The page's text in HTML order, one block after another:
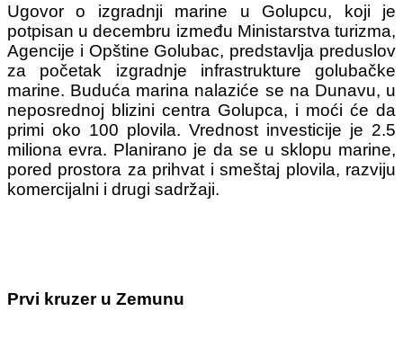
Ugovor o izgradnji marine u Golupcu, koji je
potpisan u decembru između Ministarstva turizma,
Agencije i Opštine Golubac, predstavlja preduslov
za početak izgradnje infrastrukture golubačke
marine. Buduća marina nalaziće se na Dunavu, u
neposrednoj blizini centra Golupca, i moći će da
primi oko 100 plovila. Vrednost investicije je 2.5
miliona evra. Planirano je da se u sklopu marine,
pored prostora za prihvat i smeštaj plovila, razviju
komercijalni i drugi sadržaji.
Prvi kruzer u Zemunu